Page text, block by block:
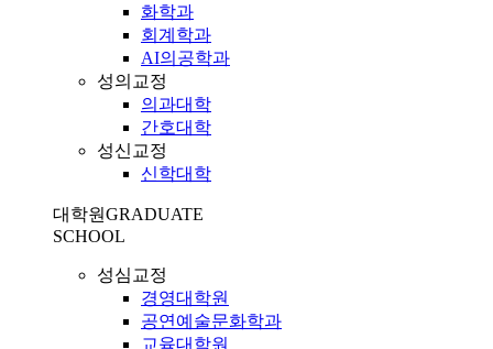
화학과
회계학과
AI의공학과
성의교정
의과대학
간호대학
성신교정
신학대학
대학원GRADUATE
SCHOOL
성심교정
경영대학원
공연예술문화학과
교육대학원